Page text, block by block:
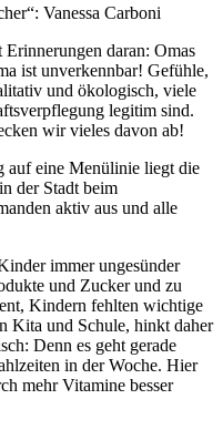
Vanessa Carboni
daran: Omas
ist unverkennbar! Gefühle,
und ökologisch, viele
legitim sind.
wir vieles davon ab!
auf eine Menülinie liegt die
der Stadt beim
aktiv aus und alle
immer ungesünder
und Zucker und zu
Kindern fehlten wichtige
Kita und Schule, hinkt daher
Denn es geht gerade
in der Woche. Hier
mehr Vitamine besser